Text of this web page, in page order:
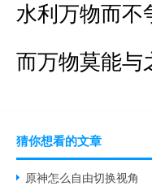
水利万物而不
而万物莫能与
猜你想看的文章
原神怎么自由切换视角